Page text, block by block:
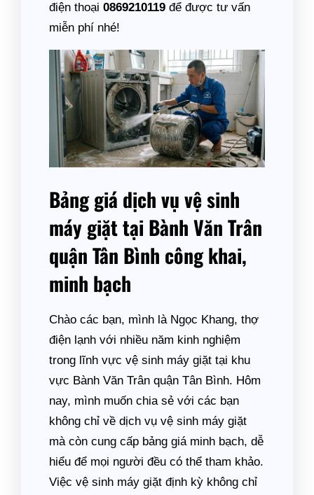
điện thoại 0869210119 để được tư vấn
miễn phí nhé!
Bảng giá dịch vụ vệ sinh
máy giặt tại Bành Văn Trân
quận Tân Bình công khai,
minh bạch
Chào các bạn, mình là Ngọc Khang, thợ
điện lạnh với nhiều năm kinh nghiệm
trong lĩnh vực vệ sinh máy giặt tại khu
vực Bành Văn Trân quận Tân Bình. Hôm
nay, mình muốn chia sẻ với các bạn
không chỉ về dịch vụ vệ sinh máy giặt
mà còn cung cấp bảng giá minh bạch, dễ
hiểu để mọi người đều có thể tham khảo.
Việc vệ sinh máy giặt định kỳ không chỉ